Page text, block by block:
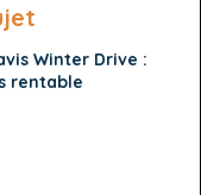
Winter Drive :
rentable